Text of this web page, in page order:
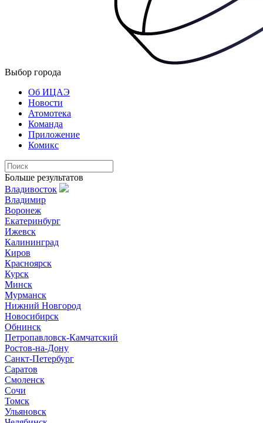
Выбор города
Об ИЦАЭ
Новости
Атомотека
Команда
Приложение
Комикс
Больше результатов
Владивосток
Владимир
Воронеж
Екатеринбург
Ижевск
Калининград
Киров
Красноярск
Курск
Минск
Мурманск
Нижний Новгород
Новосибирск
Обнинск
Петропавловск-Камчатский
Ростов-на-Дону
Санкт-Петербург
Саратов
Смоленск
Сочи
Томск
Ульяновск